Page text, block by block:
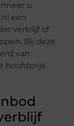
u
een
verblijf of
Bij deze
van
hoofdprijs